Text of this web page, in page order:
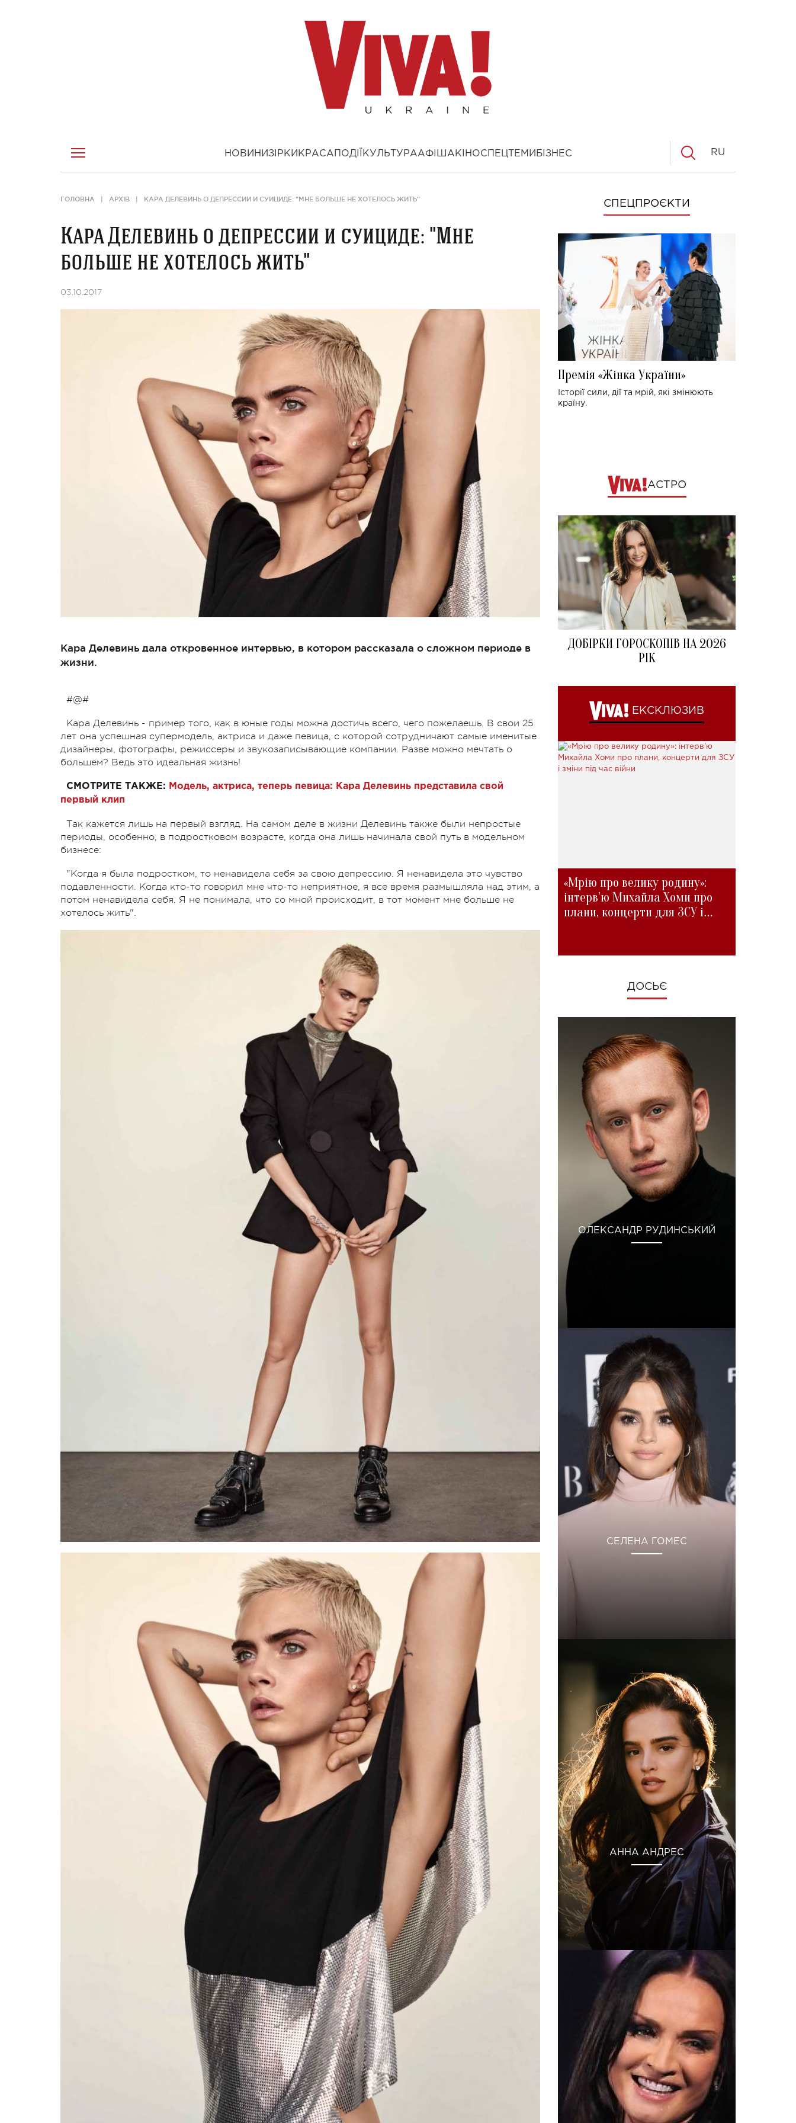
НОВИНИ ЗІРКИ КРАСА ПОДІЇ КУЛЬТУРААФІША КІНОСПЕЦТЕМИ БІЗНЕС RU
ГОЛОВНА АРХІВ КАРА ДЕЛЕВИНЬ О ДЕПРЕССИИ И СУИЦИДЕ: "МНЕ БОЛЬШЕ НЕ ХОТЕЛОСЬ ЖИТЬ"
Кара Делевинь о депрессии и суициде: "Мне
больше не хотелось жить"
03.10.2017
Кара Делевинь дала откровенное интервью, в котором рассказала о сложном периоде в
жизни.
#@#
Кара Делевинь - пример того, как в юные годы можна достичь всего, чего пожелаешь. В свои 25
лет она успешная супермодель, актриса и даже певица, с которой сотрудничают самые именитые
дизайнеры, фотографы, режиссеры и звукозаписывающие компании. Разве можно мечтать о
большем? Ведь это идеальная жизнь!
СМОТРИТЕ ТАКЖЕ: Модель, актриса, теперь певица: Кара Делевинь представила свой
первый клип
Так кажется лишь на первый взгляд. На самом деле в жизни Делевинь также были непростые
периоды, особенно, в подростковом возрасте, когда она лишь начинала свой путь в модельном
бизнесе:
"Когда я была подростком, то ненавидела себя за свою депрессию. Я ненавидела это чувство
подавленности. Когда кто-то говорил мне что-то неприятное, я все время размышляла над этим, а
потом ненавидела себя. Я не понимала, что со мной происходит, в тот момент мне больше не
хотелось жить".
СПЕЦПРОЄКТИ
Премія «Жінка України»
Історії сили, дії та мрій, які змінюють
країну.
АСТРО
ДОБІРКИ ГОРОСКОПІВ НА 2026
РІК
ЕКСКЛЮЗИВ
«Мрію про велику родину»:
інтерв'ю Михайла Хоми про
плани, концерти для ЗСУ і
ДОСЬЄ
ОЛЕКСАНДР РУДИНСЬКИЙ
СЕЛЕНА ГОМЕС
АННА АНДРЕС